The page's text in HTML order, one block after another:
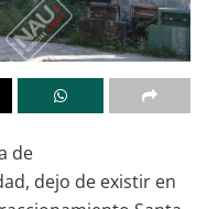
de
dejo de existir en